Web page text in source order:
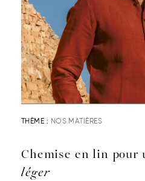
THÈME : NOS MATIÈRES
Chemise en lin
léger